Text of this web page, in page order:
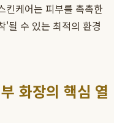
킨케어는 피부를 촉촉한
'될 수 있는 최적의 환경
화장의 핵심 열